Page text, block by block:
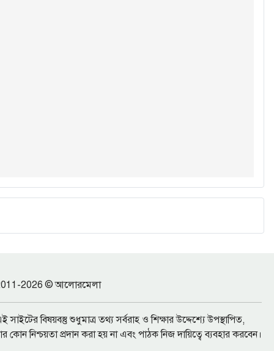
2026 © আলোরমেলা
সাইটের বিষয়বস্তু শুধুমাত্র তথ্য সর্বরাহ ও শিক্ষার উদ্দেশ্যে উপস্থাপিত,
কোন নিশ্চয়তা প্রদান করা হয় না এবং পাঠক নিজ দায়িত্বে ব্যবহার করবেন।